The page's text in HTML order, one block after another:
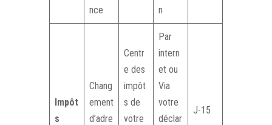
nce
n
Impôt
s
Chang
ement
d’adre
Centr
e des
impôt
s de
votre
Par
intern
et ou
Via
votre
déclar
J-15